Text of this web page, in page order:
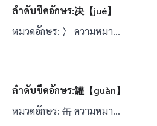
ลำดับขีดอักษร:决【jué】
หมวดอักษร: 冫 ความหมา…
ลำดับขีดอักษร:罐【guàn】
หมวดอักษร: 缶 ความหมา…